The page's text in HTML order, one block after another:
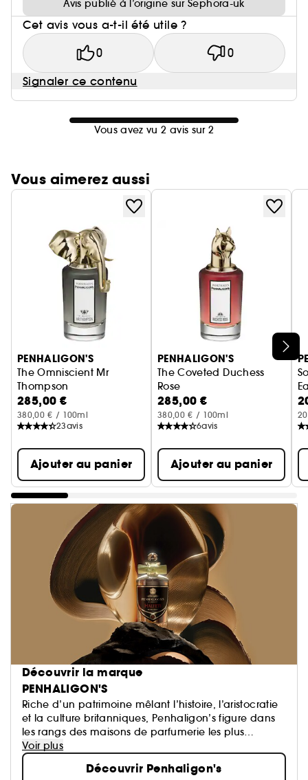
Avis publié à l’origine sur Sephora-uk
Cet avis vous a-t-il été utile ?
0 0
Signaler ce contenu
Vous avez vu 2 avis sur 2
Vous aimerez aussi
Ignorer le carrousel produits
PENHALIGON'S
The Omniscient Mr
Thompson
Eau de parfum Florale
285,00 €
380,00 € / 100ml
23avis
Ajouter au panier
PENHALIGON'S
The Coveted Duchess
Rose
Eau de parfum Florale
285,00 €
380,00 € / 100ml
6avis
Ajouter au panier
Découvrir la marque
PENHALIGON'S
Riche d’un patrimoine mêlant l’histoire, l’aristocratie
et la culture britanniques, Penhaligon’s figure dans
les rangs des maisons de parfumerie les plus
prestigieuses au monde. Depuis 1870, nos créations
typiquement britanniques séduisent les narines du
monde entier, et ce n’est que le début.
Voir plus
Découvrir Penhaligon's